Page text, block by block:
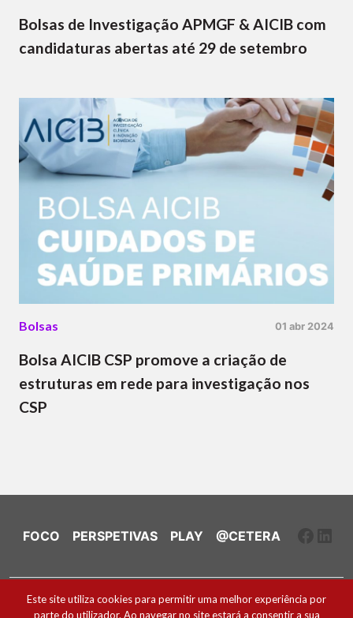
Bolsas de Investigação APMGF & AICIB com
candidaturas abertas até 29 de setembro
Bolsas 01 abr 2024
Bolsa AICIB CSP promove a criação de
estruturas em rede para investigação nos
CSP
FOCO PERSPETIVAS PLAY @CETERA
Ficha Técnica e Estatuto Editorial
Este site utiliza cookies para permitir uma melhor experiência por
parte do utilizador. Ao navegar no site estará a consentir a sua